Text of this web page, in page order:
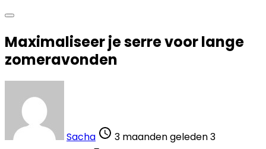
Maximaliseer je serre voor lange
zomeravonden
Sacha 3 maanden geleden3